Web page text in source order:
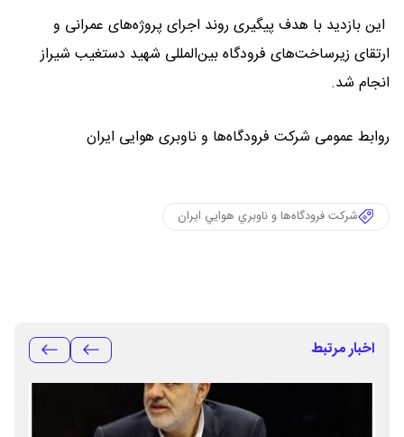
این بازدید با هدف پیگیری روند اجرای پروژه‌های عمرانی و
ارتقای زیرساخت‌های فرودگاه بین‌المللی شهید دستغیب شیراز
انجام شد.
روابط عمومی شرکت فرودگاه‌ها و ناوبری هوایی ایران
شرکت فرودگاه‌ها و ناوبري هوايي ايران
اخبار مرتبط